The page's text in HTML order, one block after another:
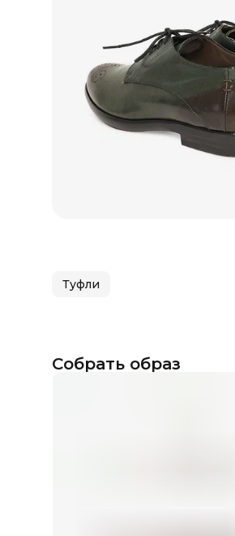
Туфли
Собрать образ